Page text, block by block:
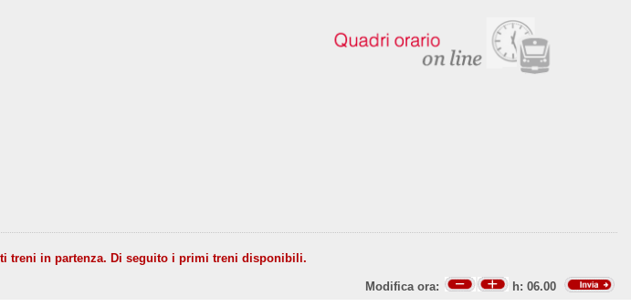
treni in partenza. Di seguito i primi treni disponibili.
Modifica ora: h: 06.00